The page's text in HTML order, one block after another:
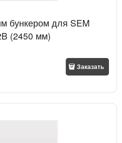
бункером для SEM
(2450 мм)
Заказать